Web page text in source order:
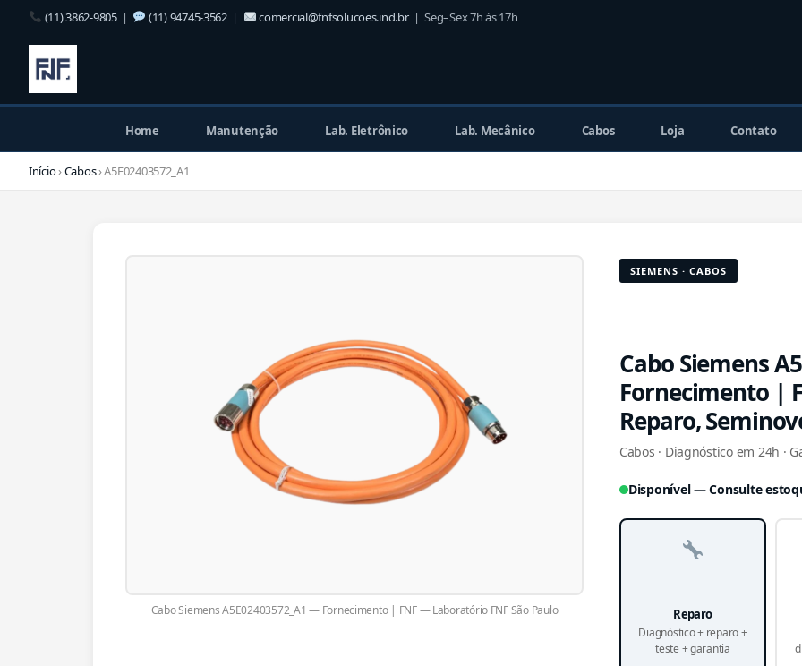
(11) 3862-9805| (11) 94745-3562| comercial@fnfsolucoes.ind.br| Seg–Sex 7h às 17h
Home Manutenção Lab. Eletrônico Lab. Mecânico Cabos Loja Contato
Início›Cabos› A5E02403572_A1
Cabo Siemens A5E02403572_A1 — Fornecimento | FNF — Laboratório FNF São Paulo
SIEMENS · CABOS
Cabo Siemens
Fornecimento |
Reparo,
Cabos · Diagnóstico em 24h ·
Disponível — Consulte
Reparo
Diagnóstico + reparo +
teste + garantia